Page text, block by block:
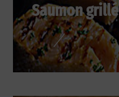
Saumon grillé